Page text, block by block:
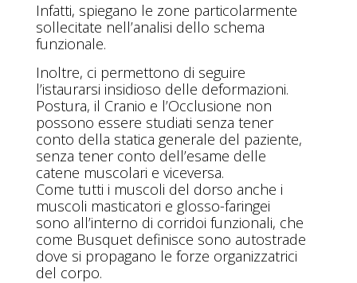
Infatti, spiegano le zone particolarmente
sollecitate nell’analisi dello schema
funzionale.
Inoltre, ci permettono di seguire
l’istaurarsi insidioso delle deformazioni.
Postura, il Cranio e l’Occlusione non
possono essere studiati senza tener
conto della statica generale del paziente,
senza tener conto dell’esame delle
catene muscolari e viceversa.
Come tutti i muscoli del dorso anche i
muscoli masticatori e glosso-faringei
sono all’interno di corridoi funzionali, che
come Busquet definisce sono autostrade
dove si propagano le forze organizzatrici
del corpo.